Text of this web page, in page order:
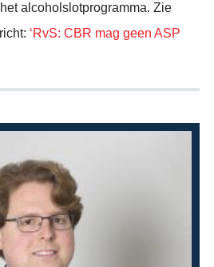
alcoholslotprogramma. Zie
‘RvS: CBR mag geen ASP